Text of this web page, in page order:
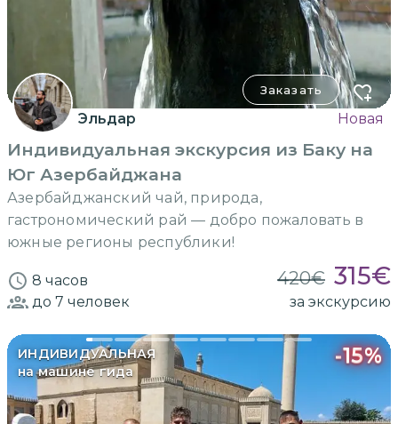
Заказать
Эльдар Новая
Индивидуальная экскурсия из Баку на
Юг Азербайджана
Азербайджанский чай, природа,
гастрономический рай — добро пожаловать в
южные регионы республики!
8 часов 420€ 315€
до 7 человек за экскурсию
ИНДИВИДУАЛЬНАЯ
на машине гида
-15%